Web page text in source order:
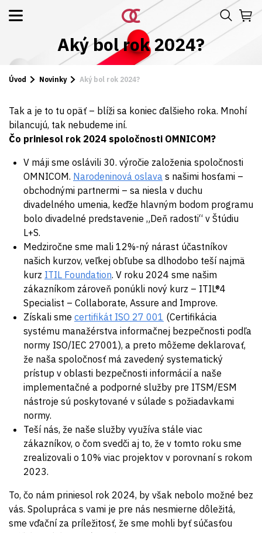
Aký bol rok 2024?
Úvod Novinky Aký bol rok 2024?
Tak a je to tu opäť – blíži sa koniec ďalšieho roka. Mnohí
bilancujú, tak nebudeme iní.
Čo priniesol rok 2024 spoločnosti OMNICOM?
V máji sme oslávili 30. výročie založenia spoločnosti
OMNICOM. Narodeninová oslava s našimi hosťami –
obchodnými partnermi – sa niesla v duchu
divadelného umenia, keďže hlavným bodom programu
bolo divadelné predstavenie „Deň radosti“ v Štúdiu
L+S.
Medziročne sme mali 12%-ný nárast účastníkov
našich kurzov, veľkej obľube sa dlhodobo teší najmä
kurz ITIL Foundation. V roku 2024 sme našim
zákazníkom zároveň ponúkli nový kurz – ITIL®4
Specialist – Collaborate, Assure and Improve.
Získali sme certifikát ISO 27 001 (Certifikácia
systému manažérstva informačnej bezpečnosti podľa
normy ISO/IEC 27001), a preto môžeme deklarovať,
že naša spoločnosť má zavedený systematický
prístup v oblasti bezpečnosti informácií a naše
implementačné a podporné služby pre ITSM/ESM
nástroje sú poskytované v súlade s požiadavkami
normy.
Teší nás, že naše služby využíva stále viac
zákazníkov, o čom svedči aj to, že v tomto roku sme
zrealizovali o 10% viac projektov v porovnaní s rokom
2023.
To, čo nám priniesol rok 2024, by však nebolo možné bez
vás. Spolupráca s vami je pre nás nesmierne dôležitá,
sme vďační za príležitosť, že sme mohli byť súčasťou